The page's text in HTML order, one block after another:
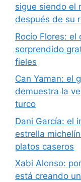
sigue siendo el
después de su
Rocío Flores:
sorprendido
fieles
Can Yaman: el
demuestra la
turco
Dani García: el
estrella
platos caseros
Xabi Alonso:
está creando